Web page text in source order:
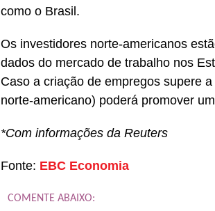
como o Brasil.
Os investidores norte-americanos
dados do mercado de trabalho nos
Caso a criação de empregos supere
norte-americano) poderá promover
*Com informações da Reuters
Fonte: EBC Economia
COMENTE ABAIXO: